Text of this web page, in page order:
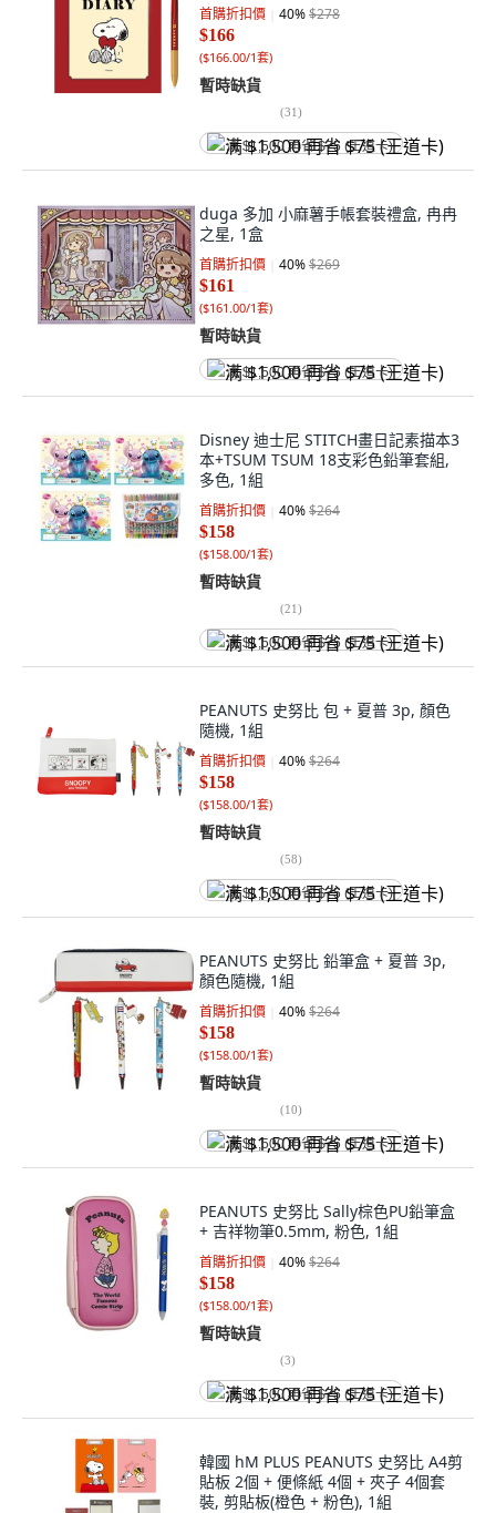
首購折扣價 40%$278
$166
($166.00/1套)
暫時缺貨
(31)
满 $1,500 再省 $75 (王道卡)
duga 多加 小麻薯手帳套裝禮盒, 冉冉
之星, 1盒
首購折扣價 40%$269
$161
($161.00/1套)
暫時缺貨
满 $1,500 再省 $75 (王道卡)
Disney 迪士尼 STITCH畫日記素描本3
本+TSUM TSUM 18支彩色鉛筆套組,
多色, 1組
首購折扣價 40%$264
$158
($158.00/1套)
暫時缺貨
(21)
满 $1,500 再省 $75 (王道卡)
PEANUTS 史努比 包 + 夏普 3p, 顏色
隨機, 1組
首購折扣價 40%$264
$158
($158.00/1套)
暫時缺貨
(58)
满 $1,500 再省 $75 (王道卡)
PEANUTS 史努比 鉛筆盒 + 夏普 3p,
顏色隨機, 1組
首購折扣價 40%$264
$158
($158.00/1套)
暫時缺貨
(10)
满 $1,500 再省 $75 (王道卡)
PEANUTS 史努比 Sally棕色PU鉛筆盒
+ 吉祥物筆0.5mm, 粉色, 1組
首購折扣價 40%$264
$158
($158.00/1套)
暫時缺貨
(3)
满 $1,500 再省 $75 (王道卡)
韓國 hM PLUS PEANUTS 史努比 A4剪
貼板 2個 + 便條紙 4個 + 夾子 4個套
裝, 剪貼板(橙色 + 粉色), 1組